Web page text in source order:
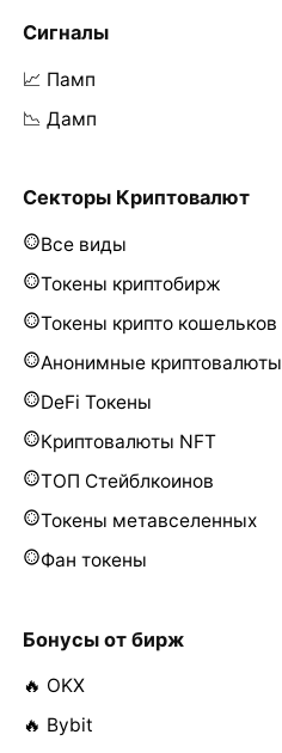
Сигналы
📈 Памп
📉 Дамп
Секторы Криптовалют
Все виды
Токены криптобирж
Токены крипто кошельков
Анонимные криптовалюты
DeFi Токены
Криптовалюты NFT
ТОП Стейблкоинов
Токены метавселенных
Фан токены
Бонусы от бирж
🔥 OKX
🔥 Bybit